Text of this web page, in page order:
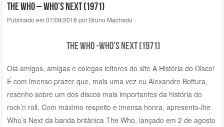
The Who – Who’s Next (1971)
Publicado em 07/09/2018 por Bruno Machado
The Who -who’s Next (1971)
Olá amigos, amigas e colegas leitores do site A História do Disco!
É com imenso prazer que, mais uma vez eu Alexandre Bottura,
resenho sobre um dos discos mais importantes da história do
rock’n roll. Com máximo respeito e imensa honra, apresento-lhe
Who’s Next da banda britânica The Who, lançado em 2 de agosto